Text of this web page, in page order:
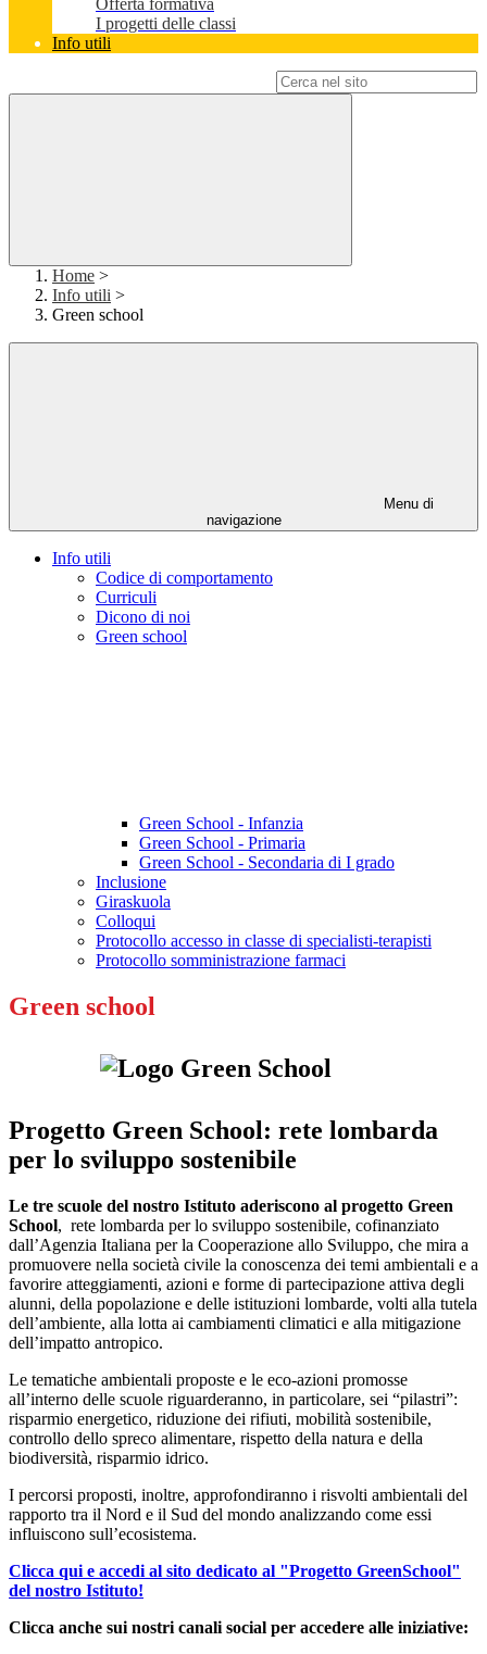
Offerta formativa
I progetti delle classi
Info utili
Home >
Info utili >
Green school
Menu di
navigazione
Info utili
Codice di comportamento
Curriculi
Dicono di noi
Green school
Green School - Infanzia
Green School - Primaria
Green School - Secondaria di I grado
Inclusione
Giraskuola
Colloqui
Protocollo accesso in classe di specialisti-terapisti
Protocollo somministrazione farmaci
Green school
Progetto Green School: rete lombarda
per lo sviluppo sostenibile
Le tre scuole del nostro Istituto aderiscono al progetto Green
School, rete lombarda per lo sviluppo sostenibile, cofinanziato
dall’Agenzia Italiana per la Cooperazione allo Sviluppo, che mira a
promuovere nella società civile la conoscenza dei temi ambientali e a
favorire atteggiamenti, azioni e forme di partecipazione attiva degli
alunni, della popolazione e delle istituzioni lombarde, volti alla tutela
dell’ambiente, alla lotta ai cambiamenti climatici e alla mitigazione
dell’impatto antropico.
Le tematiche ambientali proposte e le eco-azioni promosse
all’interno delle scuole riguarderanno, in particolare, sei “pilastri”:
risparmio energetico, riduzione dei rifiuti, mobilità sostenibile,
controllo dello spreco alimentare, rispetto della natura e della
biodiversità, risparmio idrico.
I percorsi proposti, inoltre, approfondiranno i risvolti ambientali del
rapporto tra il Nord e il Sud del mondo analizzando come essi
influiscono sull’ecosistema.
Clicca qui e accedi al sito dedicato al "Progetto GreenSchool"
del nostro Istituto!
Clicca anche sui nostri canali social per accedere alle iniziative: